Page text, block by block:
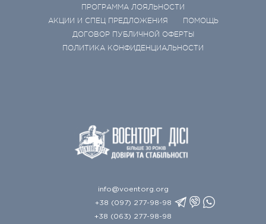
ПРОГРАММА ЛОЯЛЬНОСТИ
АКЦИИ И СПЕЦ ПРЕДЛОЖЕНИЯ
ПОМОЩЬ
ДОГОВОР ПУБЛИЧНОЙ ОФЕРТЫ
ПОЛИТИКА КОНФИДЕНЦИАЛЬНОСТИ
info@voentorg.org
+38 (097) 277-98-98
+38 (063) 277-98-98